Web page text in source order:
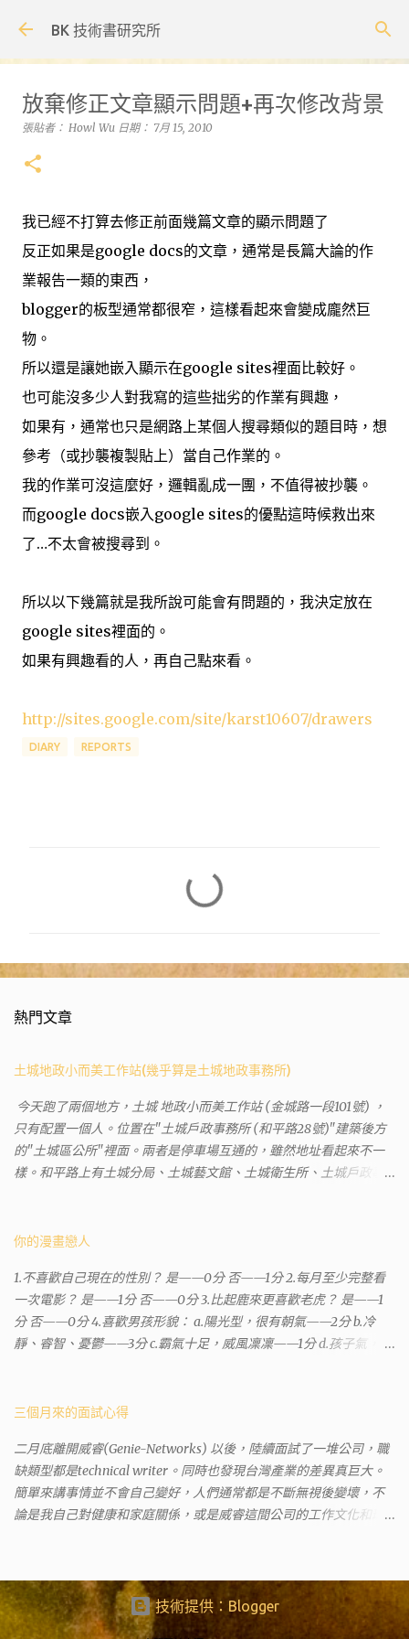
BK 技術書研究所
放棄修正文章顯示問題+再次修改背景
張貼者： Howl Wu 日期： 7月 15, 2010
我已經不打算去修正前面幾篇文章的顯示問題了
反正如果是google docs的文章，通常是長篇大論的作
業報告一類的東西，
blogger的板型通常都很窄，這樣看起來會變成龐然巨
物。
所以還是讓她嵌入顯示在google sites裡面比較好。
也可能沒多少人對我寫的這些拙劣的作業有興趣，
如果有，通常也只是網路上某個人搜尋類似的題目時，想
參考（或抄襲複製貼上）當自己作業的。
我的作業可沒這麼好，邏輯亂成一團，不值得被抄襲。
而google docs嵌入google sites的優點這時候救出來
了…不太會被搜尋到。
所以以下幾篇就是我所說可能會有問題的，我決定放在
google sites裡面的。
如果有興趣看的人，再自己點來看。
http://sites.google.com/site/karst10607/drawers
DIARY REPORTS
熱門文章
土城地政小而美工作站(幾乎算是土城地政事務所)
今天跑了兩個地方，土城 地政小而美工作站 (金城路一段101號) ，
只有配置一個人。位置在"土城戶政事務所 (和平路28號)"建築後方
的"土城區公所"裡面。兩者是停車場互通的，雖然地址看起來不一
樣。和平路上有土城分局、土城藝文館、土城衛生所、土城戶政事
沒有正式的地政事務所，只有地政小而美工作站 ，也已經能處理大
到以後還真嚇了一跳，這一看就有問題。要是我拿著那不被承認、
有問題的幽靈合約恐怕還調不到資源。但我不知道審判時法官會不
會去調閱這些資料。因為沒把握每個法官或檢察官都公正細心，在
案牘勞形中，會願意為了這種小人物受害案件去挖出更大的黑幕。
市板橋地政事務所 )去取得。不過實際到了現場發現還是需要法院的
件的租客。 在這過程中我覺得很像行走於沙漠的求生者，在一個小
綠洲受到指引要繼續往某個方向才能脫離沙漠。當我不幸受到詐騙
的時候，會覺得這社會真的很黑暗，到處都是敗類橫行卻沒有人願
意伸出援手。行政人員對於社會上充滿詐騙被害者也是義憤填膺，
進警局報案卻一籌莫展時，他們是這社會上別的部門裡後來才能支
援你的人。她祝我官司一切順利。 希望政府能把張淑晶一類的惡房
東或海蟑螂嚴加懲罰，不能再讓他們出來害人。買房市場已經被炒
你的漫畫戀人
1.不喜歡自己現在的性別？ 是——0分 否——1分 2.每月至少完整看
一次電影？ 是——1分 否——0分 3.比起鹿來更喜歡老虎？ 是——1
分 否——0分 4.喜歡男孩形貌： a.陽光型，很有朝氣——2分 b.冷
靜、睿智、憂鬱——3分 c.霸氣十足，威風凜凜——1分 d.孩子氣，十
——1分 6.希望戀人的姓氏： a.大眾化——1分 b.罕見，古色古香的複
活動喜歡參加： a.整場籃球比賽——1分 b.打一下午檯球——3分 c.正
式的舞會——4分 d.猜謎或搶答——2分 8.橡皮與立可白，更常用：
橡皮——1分 立可白——0分 9.喜歡下列哪一種顏色搭配： a.紅加黑
——1分 b.金加銀——2分 c.粉加白——4分 d.粉加灰——3分 10.有多
一彥 9分.仙道彰 10分.王天君 11分.邑輝一貴 12分.道明寺司 13分.沖田
總司 14分.由貴瑛里 15分.傑克 16分.酷拉皮卡 17分.吉良朔夜 18分.藤原
佐為 19分.山田太郎 20分.工藤新一 21分.藏馬 22分.天照 23分.八戒 24
三個月來的面試心得
二月底離開威睿(Genie-Networks) 以後，陸續面試了一堆公司，職
缺類型都是technical writer。同時也發現台灣產業的差異真巨大。
簡單來講事情並不會自己變好，人們通常都是不斷無視後變壞，不
論是我自己對健康和家庭關係，或是威睿這間公司的工作文化和環
主管，減少了我會繼續在這間公司浪費掉的生命。) 這個過程其實是
比較倉促的，原因稍後再說。也因為是這樣，所以都是一些三線的
公司 --- 去面試之前就有心理準備，新資可能很爛，或是因為時間
技術提供：Blogger